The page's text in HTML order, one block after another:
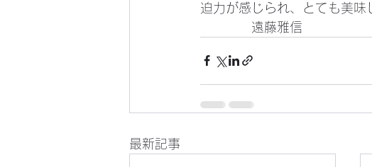
迫力が感じられ、とても美味
遠藤雅信
最新記事